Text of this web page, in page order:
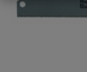
Beoordeling